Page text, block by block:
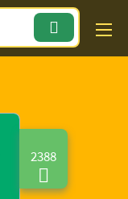
2388